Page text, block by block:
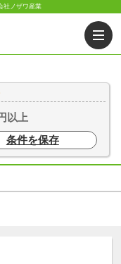
社ノザワ産業
以上
条件を保存